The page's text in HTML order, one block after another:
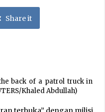
Induk AS Berada di
Hari Minggu
Share it
back of a patrol truck in
Khaled Abdullah)